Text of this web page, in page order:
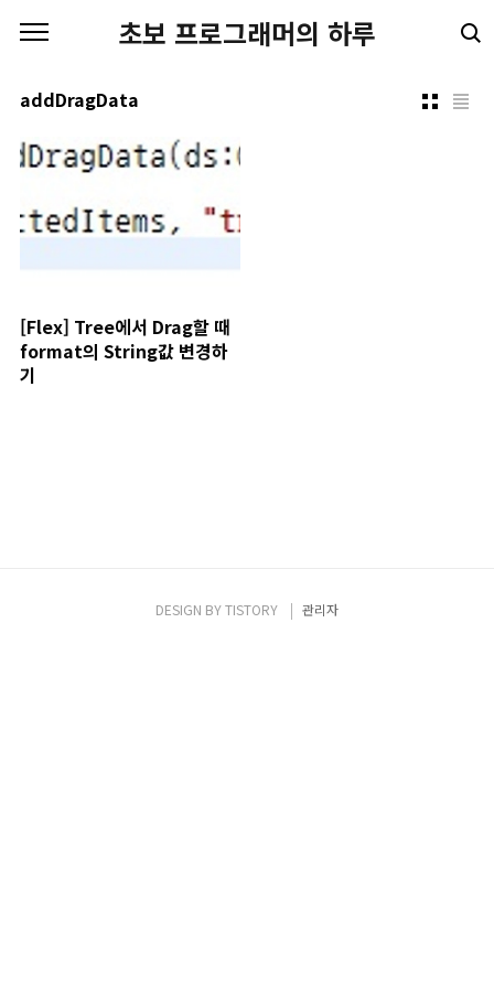
초보 프로그래머의 하루
addDragData
[Flex] Tree에서 Drag할 때
format의 String값 변경하
기
DESIGN BYTISTORY 관리자